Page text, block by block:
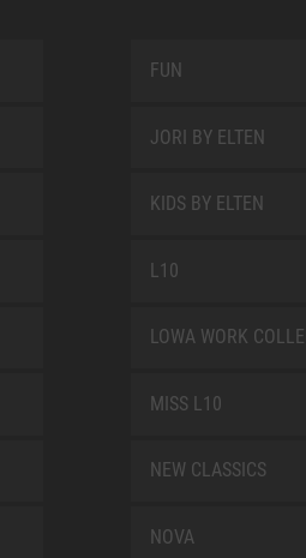
FUN
JORI BY ELTEN
KIDS BY ELTEN
L10
LOWA WORK
MISS L10
NEW CLASSICS
NOVA